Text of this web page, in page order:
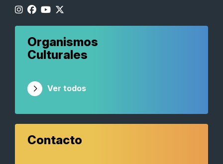
Organismos
Culturales
Ver todos
Contacto